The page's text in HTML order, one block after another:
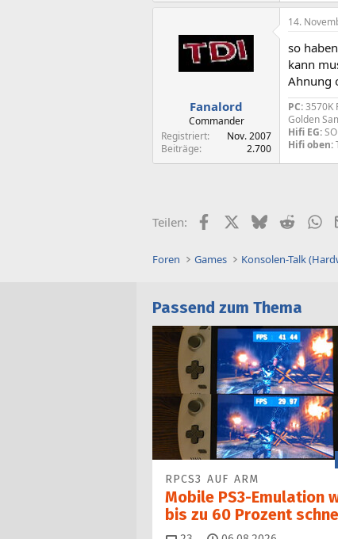
Fanalord
Commander
Registriert
Nov. 2007
Beiträge
2.700
14.
so
kann
Ahnung
PC:3570K
Golden
Hifi EG:
Hifi oben:
Teilen: FacebookX (Twitter)
BlueskyReddit
Foren Games Konsolen-Talk
Passend zum Thema
RPCS3 AUF ARM
Mobile PS3-Emulation
bis zu 60 Prozent